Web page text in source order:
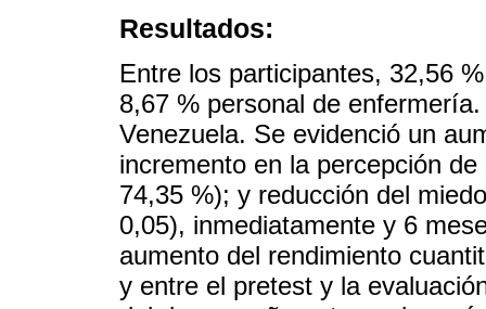
Resultados:
Entre los participantes, 32,56
8,67 % personal de
Venezuela. Se evidenció un
incremento en la percepción
74,35 %); y reducción del
0,05), inmediatamente y 6
aumento del rendimiento
y entre el pretest y la